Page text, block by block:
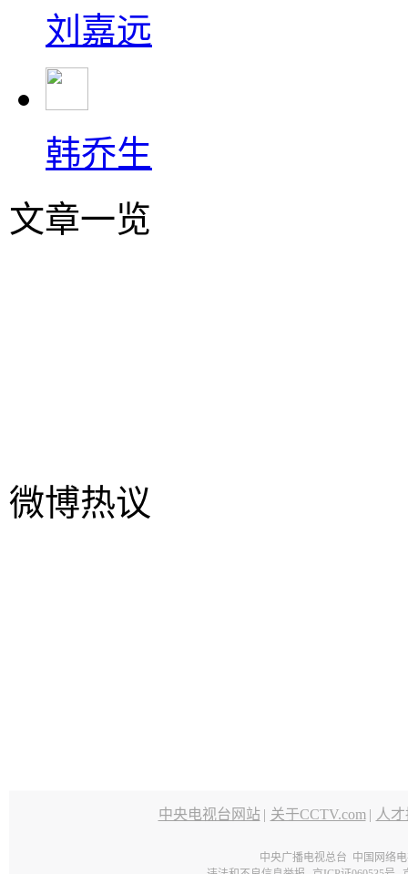
刘嘉远
韩乔生
文章一览
微博热议
中央电视台网站 | 关于CCTV.com | 人
中央广播电视总台 中国网络